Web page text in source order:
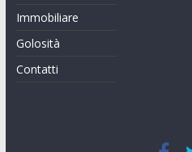
Immobiliare
Golosità
Contatti